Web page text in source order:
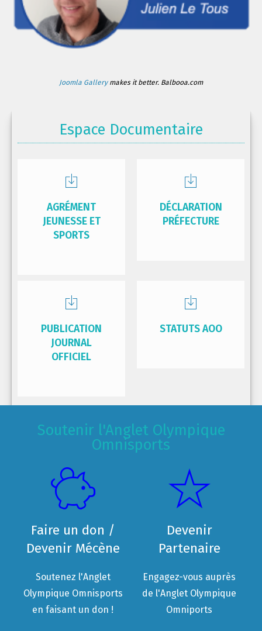
Joomla Gallerymakes it better. Balbooa.com
Espace Documentaire
AGRÉMENT
JEUNESSE ET
SPORTS
DÉCLARATION
PRÉFECTURE
PUBLICATION
JOURNAL
OFFICIEL
STATUTS AOO
Soutenir l'Anglet Olympique
Omnisports
Faire un don /
Devenir Mécène
Soutenez l'Anglet
Olympique Omnisports
en faisant un don !
Devenir
Partenaire
Engagez-vous auprès
de l'Anglet Olympique
Omniports